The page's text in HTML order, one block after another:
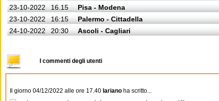
23-10-2022
16.15
Pisa - Modena
23-10-2022
16:15
Palermo - Cittadella
24-10-2022
20:30 Ascoli - Cagliari
I commenti degli utenti
Il giorno 04/12/2022 alle ore 17.40 lariano ha scritto...